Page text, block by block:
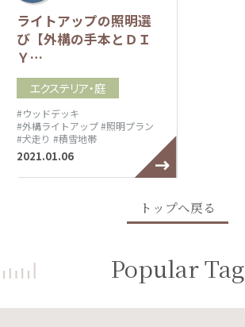
ライトアップの照明選
び【外構の手本とＤＩ
Ｙ…
エクステリア・庭
#ウッドデッキ
#外構ライトアップ#照明プラン
#犬走り #積雪地帯
2021.01.06
トップへ戻る
Popular Tag